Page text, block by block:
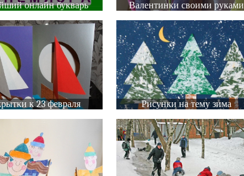
онлайн букварь Валентинки своими руками
к 23 февраля Рисунки на тему зима